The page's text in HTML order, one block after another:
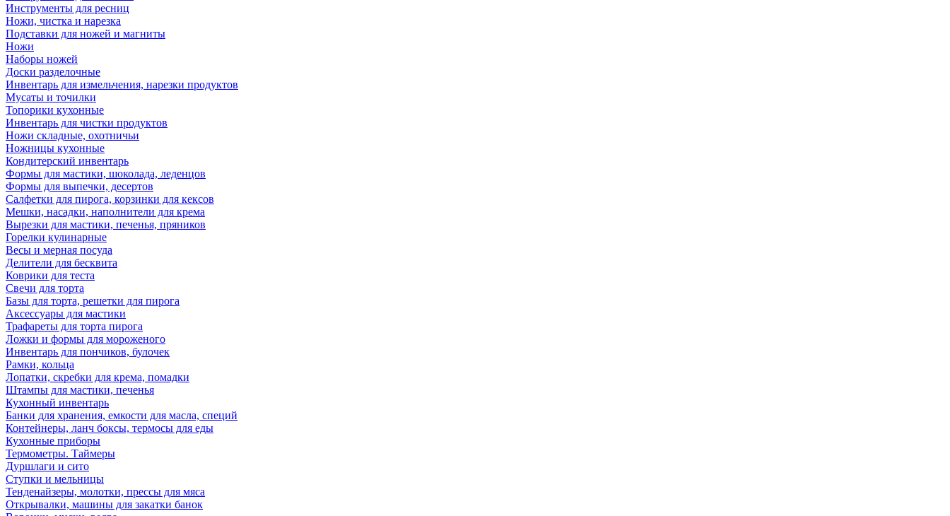
Инструменты для ресниц
Ножи, чистка и нарезка
Подставки для ножей и магниты
Ножи
Наборы ножей
Доски разделочные
Инвентарь для измельчения, нарезки продуктов
Мусаты и точилки
Топорики кухонные
Инвентарь для чистки продуктов
Ножи складные, охотничьи
Ножницы кухонные
Кондитерский инвентарь
Формы для мастики, шоколада, леденцов
Формы для выпечки, десертов
Салфетки для пирога, корзинки для кексов
Мешки, насадки, наполнители для крема
Вырезки для мастики, печенья, пряников
Горелки кулинарные
Весы и мерная посуда
Делители для бесквита
Коврики для теста
Свечи для торта
Базы для торта, решетки для пирога
Аксессуары для мастики
Трафареты для торта пирога
Ложки и формы для мороженого
Инвентарь для пончиков, булочек
Рамки, кольца
Лопатки, скребки для крема, помадки
Штампы для мастики, печенья
Кухонный инвентарь
Банки для хранения, емкости для масла, специй
Контейнеры, ланч боксы, термосы для еды
Кухонные приборы
Термометры. Таймеры
Дуршлаги и сито
Ступки и мельницы
Тенденайзеры, молотки, прессы для мяса
Открывалки, машины для закатки банок